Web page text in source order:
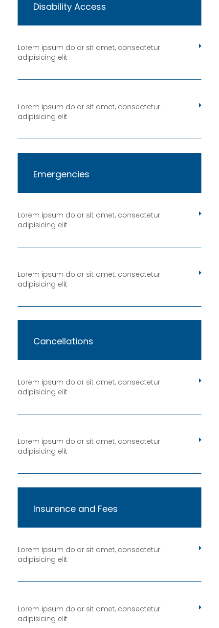
Disability Access
Lorem ipsum dolor sit amet, consectetur
adipisicing elit
Lorem ipsum dolor sit amet, consectetur
adipisicing elit
Emergencies
Lorem ipsum dolor sit amet, consectetur
adipisicing elit
Lorem ipsum dolor sit amet, consectetur
adipisicing elit
Cancellations
Lorem ipsum dolor sit amet, consectetur
adipisicing elit
Lorem ipsum dolor sit amet, consectetur
adipisicing elit
Insurence and Fees
Lorem ipsum dolor sit amet, consectetur
adipisicing elit
Lorem ipsum dolor sit amet, consectetur
adipisicing elit